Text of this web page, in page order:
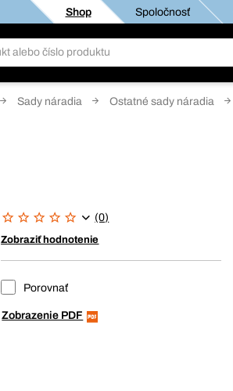
Shop Spoločnosť
Sady náradia Ostatné sady náradia
(0)
Zobraziť hodnotenie
Porovnať
Zobrazenie PDF